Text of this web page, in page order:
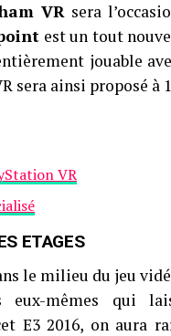
VR sera
est un tout
jouable
sera ainsi proposé
VR
ETAGES
le milieu du jeu
mêmes qui
E3 2016, on aura